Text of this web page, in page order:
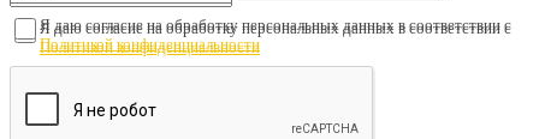
Я даю согласие на обработку персональных данных в соответствии с
Политикой конфиденциальности
Я даю согласие на обработку персональных данных в соответствии с
Политикой конфиденциальности